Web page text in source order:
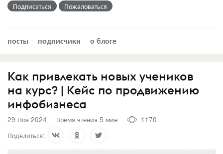
Подписаться Пожаловаться
посты подписчики о блоге
Как привлекать новых учеников
на курс? | Кейс по продвижению
инфобизнеса
29 Ноя 2024 Время чтения 5 мин
1170
Поделиться: